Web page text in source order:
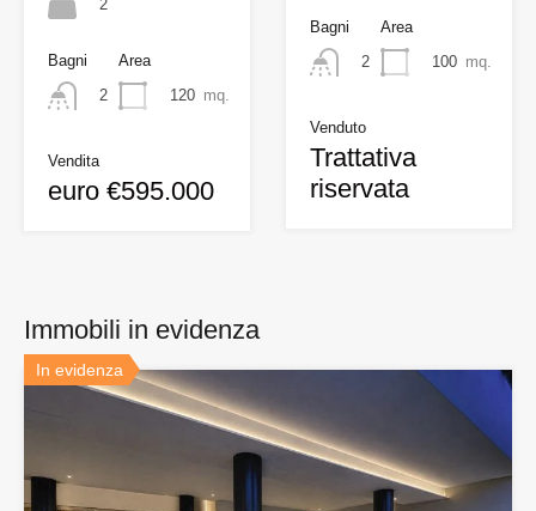
2
Bagni
2
Area
120 mq.
Vendita
euro €595.000
Bagni
2
Area
100 mq.
Venduto
Trattativa
riservata
Immobili in evidenza
In evidenza